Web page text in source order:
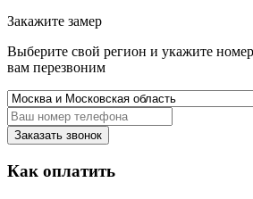
Закажите замер
Выберите свой регион и укажите
вам перезвоним
Заказать звонок
Как оплатить